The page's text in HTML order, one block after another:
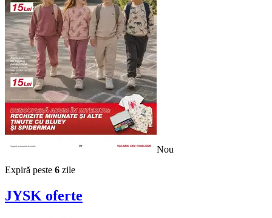
Nou
Expiră peste 6 zile
JYSK oferte